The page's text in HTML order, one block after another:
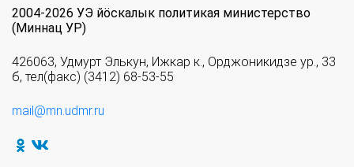
2004-2026 УЭ йöскалык политикая министерство
(Миннац УР)
426063, Удмурт Элькун, Ижкар к., Орджоникидзе ур., 33
б, тел(факс) (3412) 68-53-55
mail@mn.udmr.ru